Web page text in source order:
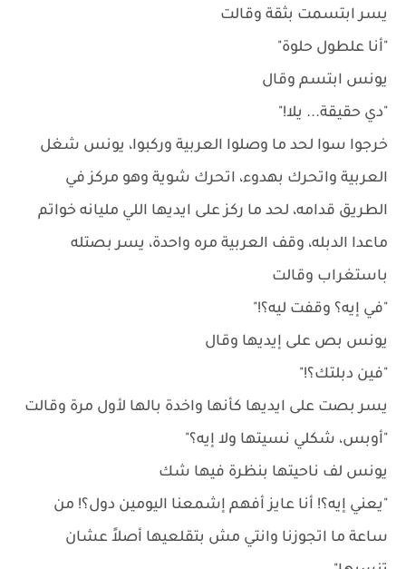
يسر ابتسمت بثقة وقالت
"أنا علطول حلوة"
يونس ابتسم وقال
"دي حقيقة... يلا!"
خرجوا سوا لحد ما وصلوا العربية وركبوا، يونس شغل
العربية واتحرك بهدوء، اتحرك شوية وهو مركز في
الطريق قدامه، لحد ما ركز على ايديها اللي مليانه خواتم
ماعدا الدبله، وقف العربية مره واحدة، يسر بصتله
باستغراب وقالت
"في إيه؟ وقفت ليه؟!"
يونس بص على إيديها وقال
"فين دبلتك؟!"
يسر بصت على ايديها كأنها واخدة بالها لأول مرة وقالت
"أوبس، شكلي نسيتها ولا إيه؟"
يونس لف ناحيتها بنظرة فيها شك
"يعني إيه؟! أنا عايز أفهم إشمعنا اليومين دول؟! من
ساعة ما اتجوزنا وانتي مش بتقلعيها أصلاً عشان